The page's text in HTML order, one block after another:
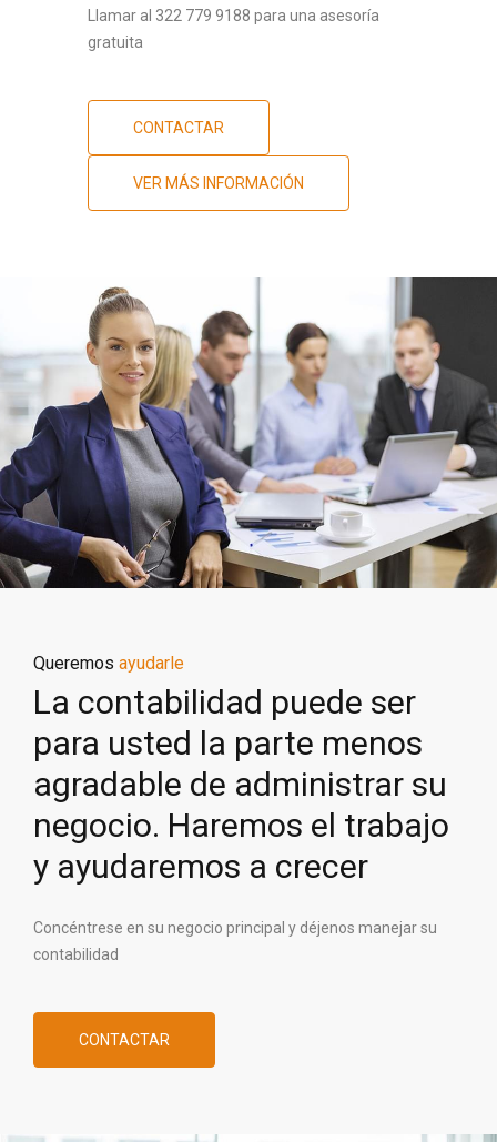
Llamar al 322 779 9188 para una asesoría
gratuita
CONTACTAR
VER MÁS INFORMACIÓN
Queremos ayudarle
La contabilidad puede ser
para usted la parte menos
agradable de administrar su
negocio. Haremos el trabajo
y ayudaremos a crecer
Concéntrese en su negocio principal y déjenos manejar su
contabilidad
CONTACTAR